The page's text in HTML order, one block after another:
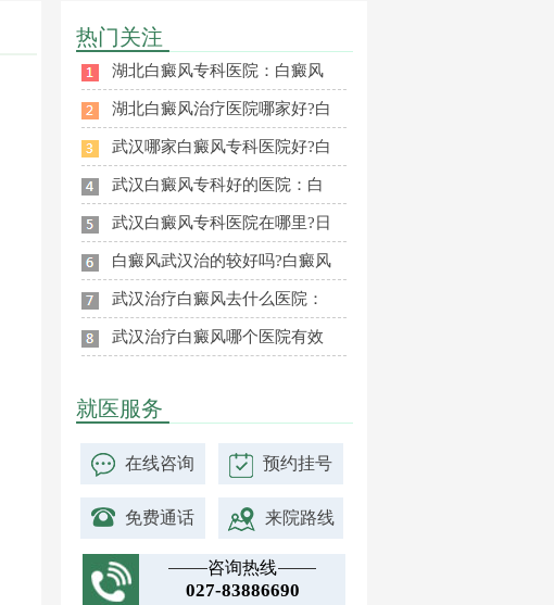
热门关注
湖北白癜风专科医院：白癜风
湖北白癜风治疗医院哪家好?白
武汉哪家白癜风专科医院好?白
武汉白癜风专科好的医院：白
武汉白癜风专科医院在哪里?日
白癜风武汉治的较好吗?白癜风
武汉治疗白癜风去什么医院：
武汉治疗白癜风哪个医院有效
就医服务
在线咨询 预约挂号
免费通话 来院路线
咨询热线
027-83886690